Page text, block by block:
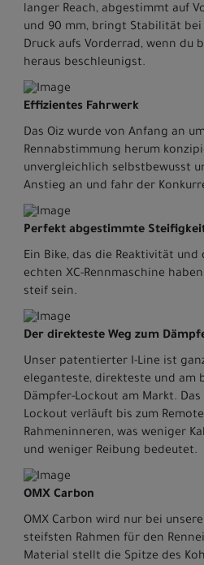
langer Reach, abgestimmt auf
und 90 mm, bringt Stabilität bei
Druck aufs Vorderrad, wenn du
heraus beschleunigst.
Effizientes Fahrwerk
Das Oiz wurde von Anfang an
Rennabstimmung herum
unvergleichlich selbstbewusst
Anstieg an und fahr der
Perfekt abgestimmte
Ein Bike, das die Reaktivität
echten XC-Rennmaschine
steif sein.
Der direkteste Weg zum
Unser patentierter I-Line ist
eleganteste, direkteste und am
Dämpfer-Lockout am Markt.
Lockout verläuft bis zum
Rahmeninneren, was weniger
und weniger Reibung bedeutet.
OMX Carbon
OMX Carbon wird nur bei
steifsten Rahmen für den
Material stellt die Spitze des